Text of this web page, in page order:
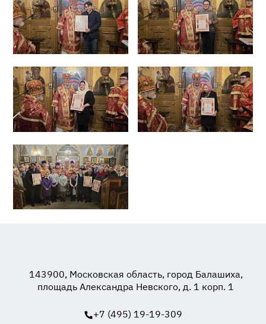
143900, Московская область, город Балашиха,
площадь Александра Невского, д. 1 корп. 1
+7 (495) 19-19-309